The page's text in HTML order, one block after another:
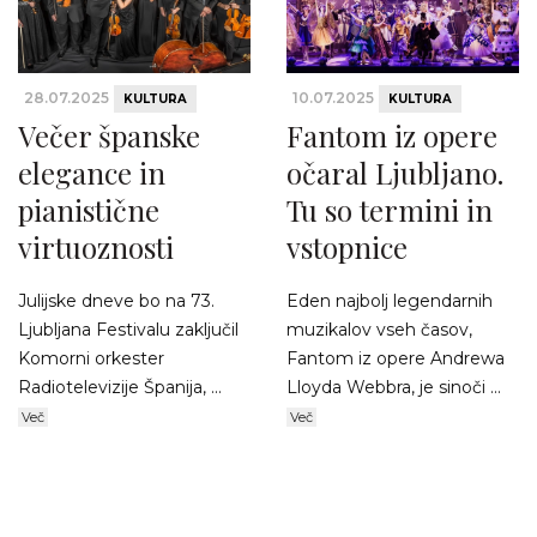
28.07.2025 KULTURA
Večer španske
elegance in
pianistične
virtuoznosti
Julijske dneve bo na 73.
Ljubljana Festivalu zaključil
Komorni orkester
Radiotelevizije Španija, ...
Več
10.07.2025 KULTURA
Fantom iz opere
očaral Ljubljano.
Tu so termini in
vstopnice
Eden najbolj legendarnih
muzikalov vseh časov,
Fantom iz opere Andrewa
Lloyda Webbra, je sinoči ...
Več